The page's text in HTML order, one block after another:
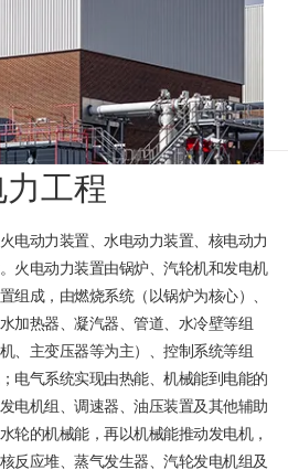
力工程
电动力装置、水电动力装置、核电动力
火电动力装置由锅炉、汽轮机和发电机
组成，由燃烧系统（以锅炉为核心）、
加热器、凝汽器、管道、水冷壁等组
、主变压器等为主）、控制系统等组
电气系统实现由热能、机械能到电能的
电机组、调速器、油压装置及其他辅助
轮的机械能，再以机械能推动发电机，
反应堆、蒸气发生器、汽轮发电机组及